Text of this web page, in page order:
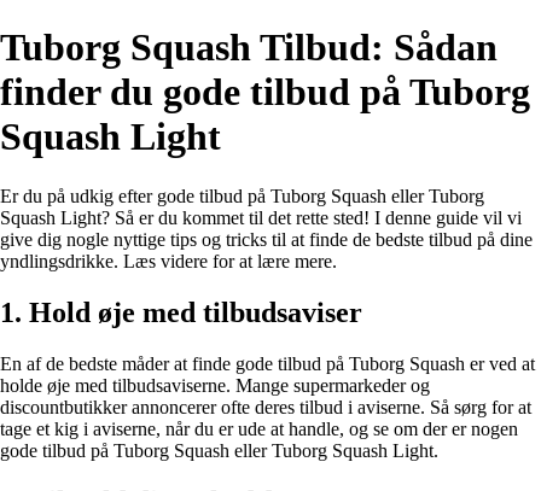
Tuborg Squash Tilbud: Sådan
finder du gode tilbud på Tuborg
Squash Light
Er du på udkig efter gode tilbud på Tuborg Squash eller Tuborg
Squash Light? Så er du kommet til det rette sted! I denne guide vil vi
give dig nogle nyttige tips og tricks til at finde de bedste tilbud på dine
yndlingsdrikke. Læs videre for at lære mere.
1. Hold øje med tilbudsaviser
En af de bedste måder at finde gode tilbud på Tuborg Squash er ved at
holde øje med tilbudsaviserne. Mange supermarkeder og
discountbutikker annoncerer ofte deres tilbud i aviserne. Så sørg for at
tage et kig i aviserne, når du er ude at handle, og se om der er nogen
gode tilbud på Tuborg Squash eller Tuborg Squash Light.